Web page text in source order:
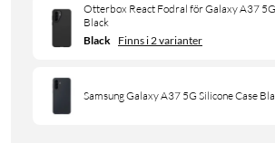
Otterbox React Fodral för Galaxy A37 5G
Black
Black Finns i 2 varianter
Samsung Galaxy A37 5G Silicone Case